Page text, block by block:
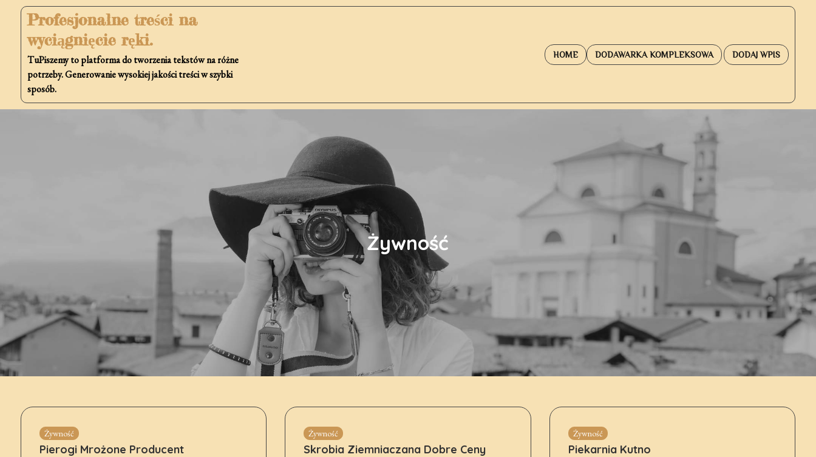
content
Profesjonalne treści na
wyciągnięcie ręki.
TuPiszemy to platforma do tworzenia tekstów na różne
potrzeby. Generowanie wysokiej jakości treści w szybki
sposób.
HOME DODAWARKA KOMPLEKSOWA DODAJ WPIS
Żywność
Żywność
Pierogi Mrożone Producent
Żywność
Skrobia Ziemniaczana Dobre Ceny
Żywność
Piekarnia Kutno